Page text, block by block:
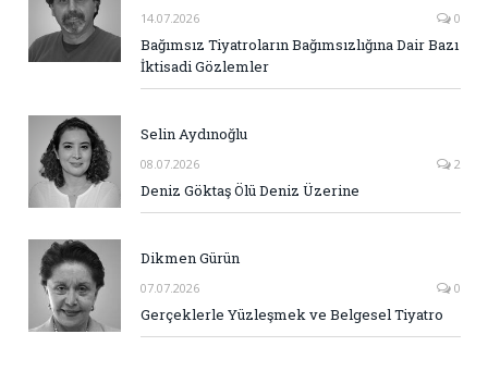
14.07.2026 0
Bağımsız Tiyatroların Bağımsızlığına Dair Bazı
İktisadi Gözlemler
Selin Aydınoğlu
08.07.2026 2
Deniz Göktaş Ölü Deniz Üzerine
Dikmen Gürün
07.07.2026 0
Gerçeklerle Yüzleşmek ve Belgesel Tiyatro